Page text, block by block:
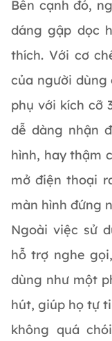
Bên cạnh đó,
dáng gập dọc
thích. Với cơ
của người dùng
phụ với kích cỡ
dễ dàng nhận
hình, hay thậm
mở điện thoại
màn hình đứng
Ngoài việc sử
hỗ trợ nghe
dùng như một
hút, giúp họ tự
không quá